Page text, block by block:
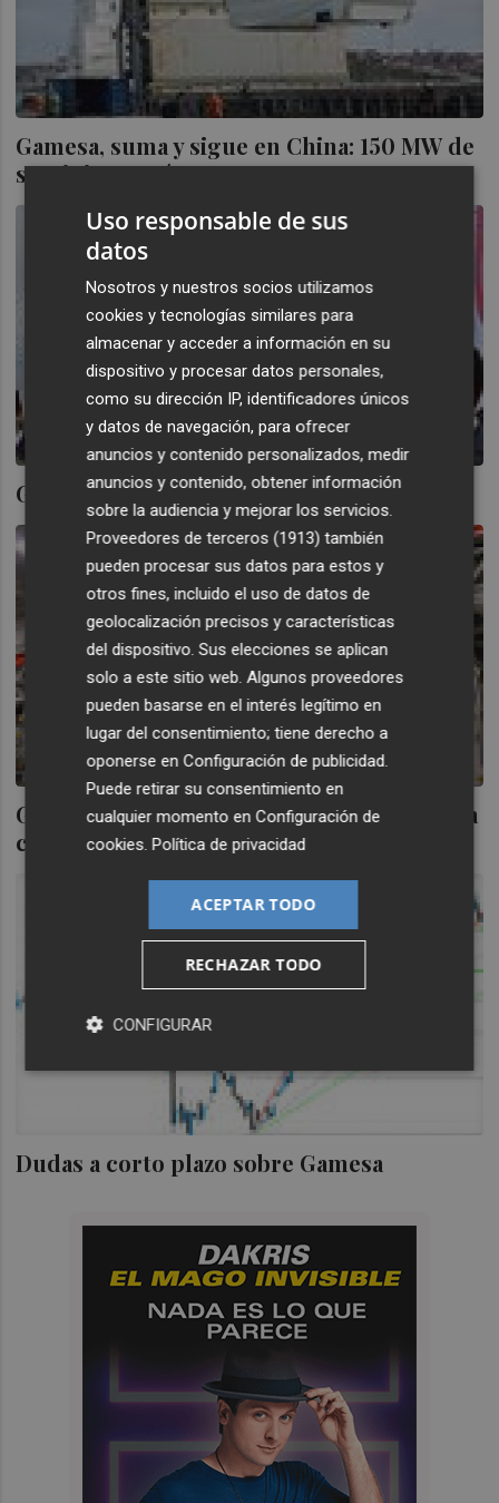
Gamesa, suma y sigue en China: 150 MW de
suministro más
Gamesa se refuerza en China
Gamesa cierra la ampliación por un 10% vía
colocación acelerada
Dudas a corto plazo sobre Gamesa
Uso responsable de sus
datos
Nosotros y nuestros socios utilizamos
cookies y tecnologías similares para
almacenar y acceder a información en su
dispositivo y procesar datos personales,
como su dirección IP, identificadores únicos
y datos de navegación, para ofrecer
anuncios y contenido personalizados, medir
anuncios y contenido, obtener información
sobre la audiencia y mejorar los servicios.
Proveedores de terceros (1913) también
pueden procesar sus datos para estos y
otros fines, incluido el uso de datos de
geolocalización precisos y características
del dispositivo. Sus elecciones se aplican
solo a este sitio web. Algunos proveedores
pueden basarse en el interés legítimo en
lugar del consentimiento; tiene derecho a
oponerse enConfiguración de publicidad.
Puede retirar su consentimiento en
cualquier momento enConfiguración de
cookies.Política de privacidad
ACEPTAR TODO
RECHAZAR TODO
CONFIGURAR